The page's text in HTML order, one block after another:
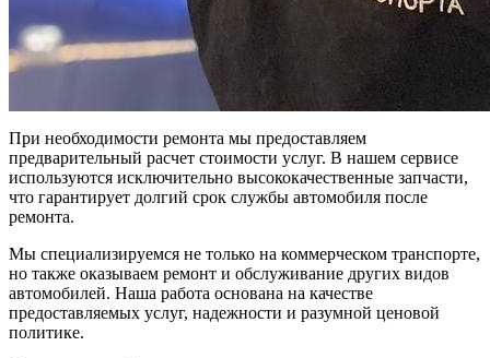
При необходимости ремонта мы предоставляем
предварительный расчет стоимости услуг. В нашем сервисе
используются исключительно высококачественные запчасти,
что гарантирует долгий срок службы автомобиля после
ремонта.
Мы специализируемся не только на коммерческом транспорте,
но также оказываем ремонт и обслуживание других видов
автомобилей. Наша работа основана на качестве
предоставляемых услуг, надежности и разумной ценовой
политике.